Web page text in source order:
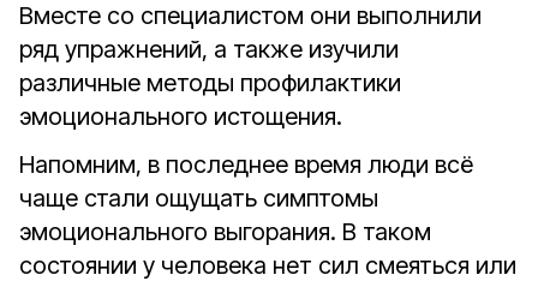
Вместе со специалистом они выполнили
ряд упражнений, а также изучили
различные методы профилактики
эмоционального истощения.
Напомним, в последнее время люди всё
чаще стали ощущать симптомы
эмоционального выгорания. В таком
состоянии у человека нет сил смеяться или